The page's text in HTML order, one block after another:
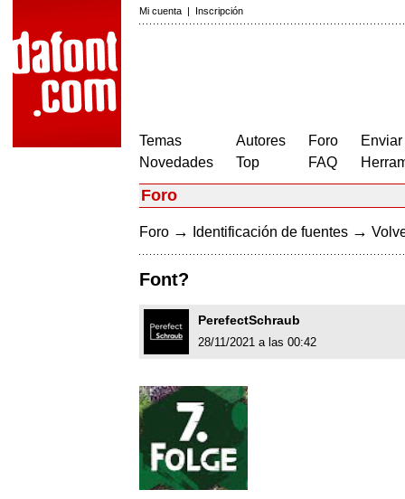
Mi cuenta | Inscripción
Temas
Novedades
Autores
Top
Foro
FAQ
Foro
Foro → Identificación de fuentes →
Font?
PerefectSchraub
28/11/2021 a las 00:42